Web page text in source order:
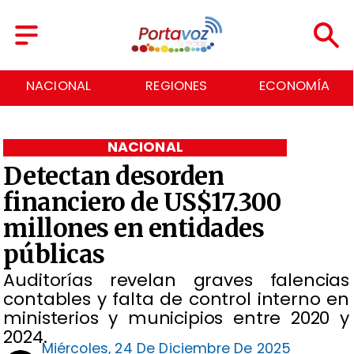
NACIONAL REGIONES ECONOMÍA
Detectan desorden
financiero de US$17.300
millones en entidades
públicas
Auditorías revelan graves falencias
contables y falta de control interno en
ministerios y municipios entre 2020 y
2024.
NACIONAL
Miércoles, 24 De Diciembre De 2025